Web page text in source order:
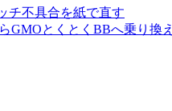
チ不具合を紙で直す
GMOとくとくBBへ乗り換え